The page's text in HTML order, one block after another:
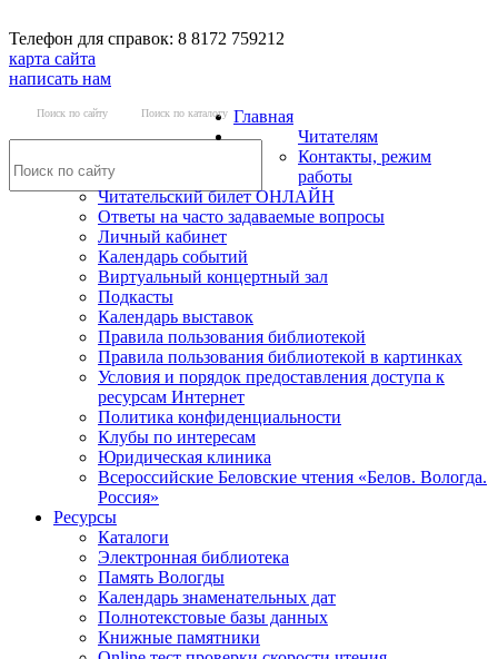
Телефон для справок: 8 8172 759212
карта сайта
написать нам
Поиск по сайту Поиск по каталогу Главная
Читателям
Контакты, режим
работы
Читательский билет ОНЛАЙН
Ответы на часто задаваемые вопросы
Личный кабинет
Календарь событий
Виртуальный концертный зал
Подкасты
Календарь выставок
Правила пользования библиотекой
Правила пользования библиотекой в картинках
Условия и порядок предоставления доступа к
ресурсам Интернет
Политика конфиденциальности
Клубы по интересам
Юридическая клиника
Всероссийские Беловские чтения «Белов. Вологда.
Россия»
Ресурсы
Каталоги
Электронная библиотека
Память Вологды
Календарь знаменательных дат
Полнотекстовые базы данных
Книжные памятники